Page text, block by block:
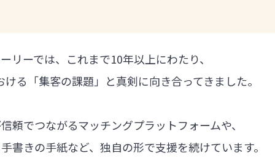
リーでは、これまで10年以上にわたり、
る「集客の課題」と真剣に向き合ってきました。
頼でつながるマッチングプラットフォームや、
書きの手紙など、独自の形で支援を続けています。